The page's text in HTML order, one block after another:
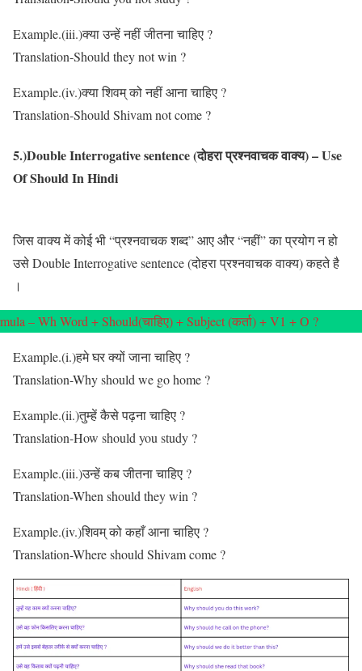
Example.(iii.)क्या उन्हें नहीं जीतना चाहिए ?
Translation-Should they not win ?
Example.(iv.)क्या शिवम् को नहीं आना चाहिए ?
Translation-Should Shivam not come ?
5.)Double Interrogative sentence (दोहरा प्रश्नवाचक वाक्य) – Use
Of Should In Hindi
जिस वाक्य में कोई भी “प्रश्नवाचक शब्द” आए और “नहीं” का प्रयोग न हो
उसे Double Interrogative sentence (दोहरा प्रश्नवाचक वाक्य) कहते है
।
– Wh Word + Should(चाहिए) + Subject (कर्ता) + V1 + O ?
Example.(i.)हमे घर क्यों जाना चाहिए ?
Translation-Why should we go home ?
Example.(ii.)तुम्हें कैसे पढ़ना चाहिए ?
Translation-How should you study ?
Example.(iii.)उन्हें कब जीतना चाहिए ?
Translation-When should they win ?
Example.(iv.)शिवम् को कहाँ आना चाहिए ?
Translation-Where should Shivam come ?